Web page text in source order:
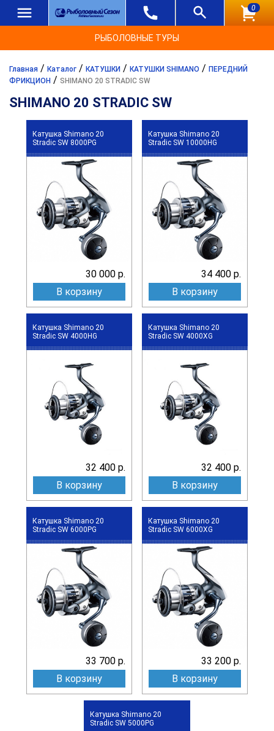
0
РЫБОЛОВНЫЕ ТУРЫ
Главная / Каталог / КАТУШКИ / КАТУШКИ SHIMANO / ПЕРЕДНИЙ
ФРИКЦИОН / SHIMANO 20 STRADIC SW
SHIMANO 20 STRADIC SW
Катушка Shimano 20
Stradic SW 8000PG
30 000 р.
В корзину
Катушка Shimano 20
Stradic SW 10000HG
34 400 р.
В корзину
Катушка Shimano 20
Stradic SW 4000HG
32 400 р.
В корзину
Катушка Shimano 20
Stradic SW 4000XG
32 400 р.
В корзину
Катушка Shimano 20
Stradic SW 6000PG
33 700 р.
В корзину
Катушка Shimano 20
Stradic SW 6000XG
33 200 р.
В корзину
Катушка Shimano 20
Stradic SW 5000PG